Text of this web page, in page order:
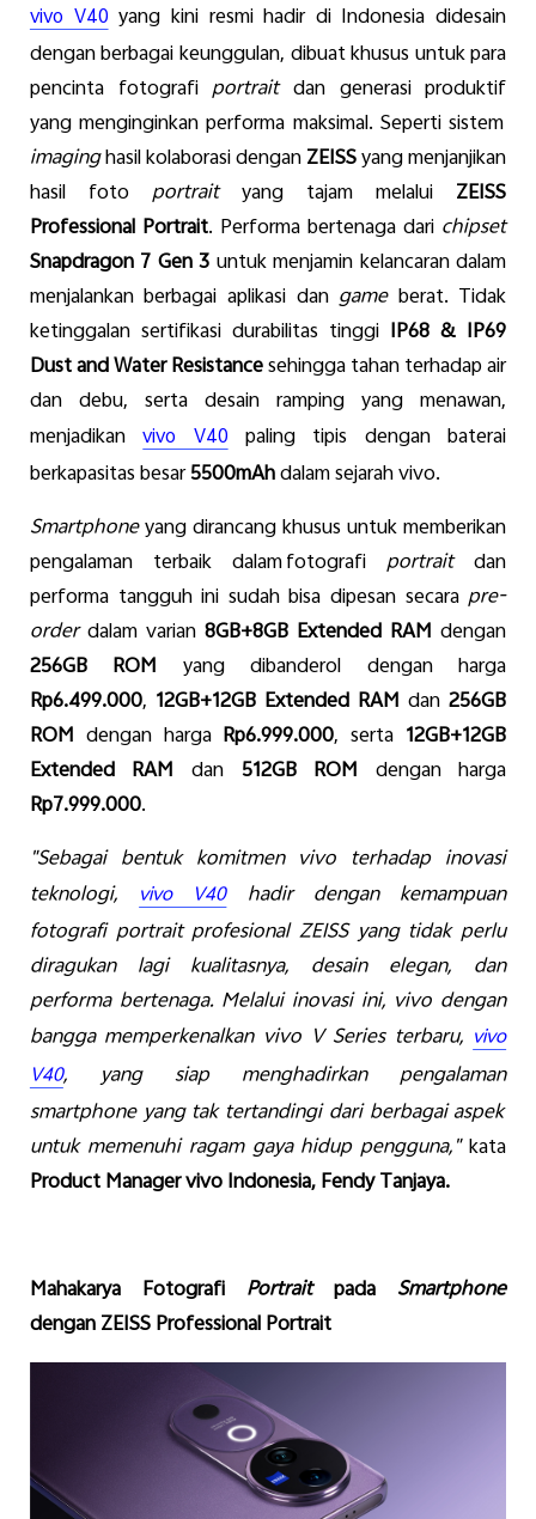
vivo V40 yang kini resmi hadirdi Indonesia didesain
denganberbagaikeunggulan, dibuatkhusus untukpara
pencinta fotografi portrait dan generasi produktif
yangmenginginkan performa maksimal. Seperti sistem
imaginghasilkolaborasidenganZEISSyangmenjanjikan
hasil
foto portrait yang tajam melalui
ZEISS
Professional Portrait. Performabertenaga dari chipset
Snapdragon 7 Gen 3 untukmenjamin kelancarandalam
menjalankan berbagai aplikasidangame berat. Tidak
ketinggalan sertifikasi durabilitas tinggi IP68 & IP69
Dust and Water Resistancesehinggatahanterhadapair
dan debu, serta desain ramping yangmenawan,
menjadikan vivo V40 paling tipis dengan baterai
berkapasitasbesar5500mAhdalamsejarahvivo.
Smartphoneyangdirancangkhusus untukmemberikan
pengalaman
terbaik dalamfotografi portraitdan
performa tangguh ini sudah bisa dipesan secara pre-
order dalam varian 8GB+8GB Extended RAMdengan
256GB ROM yangdibanderol dengan
harga
Rp6.499.000, 12GB+12GB Extended RAM dan256GB
ROM dengan harga Rp6.999.000,serta 12GB+12GB
Extended RAM dan 512GB ROM dengan harga
Rp7.999.000.
"Sebagai bentuk komitmenvivo terhadap inovasi
teknologi, vivo V40 hadir dengan
kemampuan
fotografiportraitprofesionalZEISSyang tidak perlu
diragukan
lagi kualitasnya, desain elegan, dan
performa bertenaga. Melalui inovasi ini, vivo dengan
bangga memperkenalkanvivo V Series terbaru, vivo
V40, yang siap menghadirkan
pengalaman
smartphone yang tak tertandingi dari berbagai aspek
untuk memenuhi ragam gaya hidup pengguna,"kata
Product Manager vivo Indonesia, FendyTanjaya.
Mahakarya Fotografi Portraitpada
Smartphone
denganZEISSProfessional Portrait